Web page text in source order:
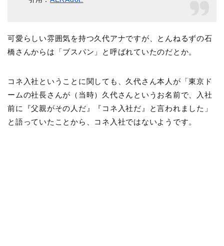
可愛らしい雰囲気を持つ久代アナですが、とんねるずの石
橋さんからは「ブスパン」と呼ばれていたのだとか。
コネ入社ということに関しても、久代さん本人が「東京ド
ームの社長さんが（当時）久代さんというお名前で、入社
前に『父親がその人だ』『コネ入社だ』と言われました」
と語っていたことから、コネ入社ではないようです。